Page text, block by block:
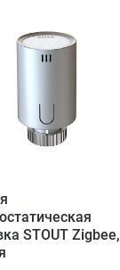
STOUT Zigbee,